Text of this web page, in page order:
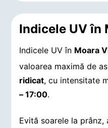
Indicele UV în
Indicele UV în Moara
valoarea maximă de
ridicat, cu intensitate
– 17:00.
Evită soarele la